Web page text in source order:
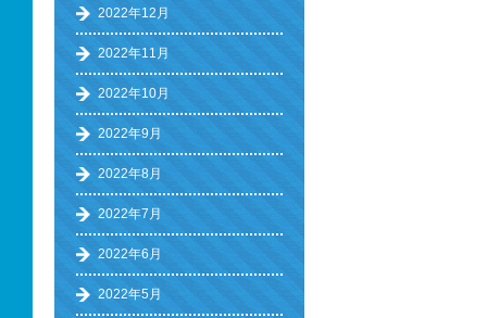
2022年12月
2022年11月
2022年10月
2022年9月
2022年8月
2022年7月
2022年6月
2022年5月